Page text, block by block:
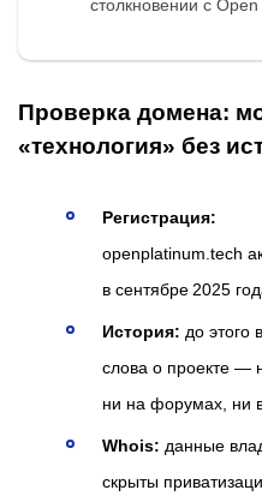
столкновении с
Проверка домена:
«технология» без
Регистрация:
openplatinum.tech
в сентябре 2025
История: до этого
слова о проекте —
ни на форумах, ни
Whois: данные
скрыты